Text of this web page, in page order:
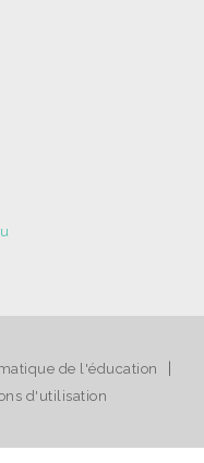
de l'éducation
d'utilisation